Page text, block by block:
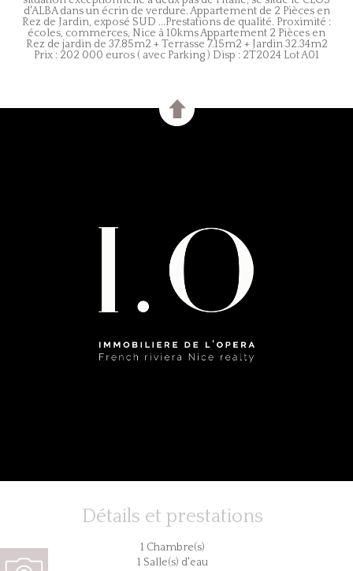
d'ALBA dans un écrin de verdure. Appartement de 2 Pièces en
Rez de Jardin, exposé SUD ...Prestations de qualité. Proximité :
écoles, commerces, Nice à 10kms Appartement 2 Pièces en
Rez de jardin de 37.85m2 + Terrasse 7.15m2 + Jardin 32.34m2
Prix : 202 000 euros ( avec Parking ) Disp : 2T2024 Lot A01
Détails et prestations
1 Chambre(s)
1 Salle(s) d'eau